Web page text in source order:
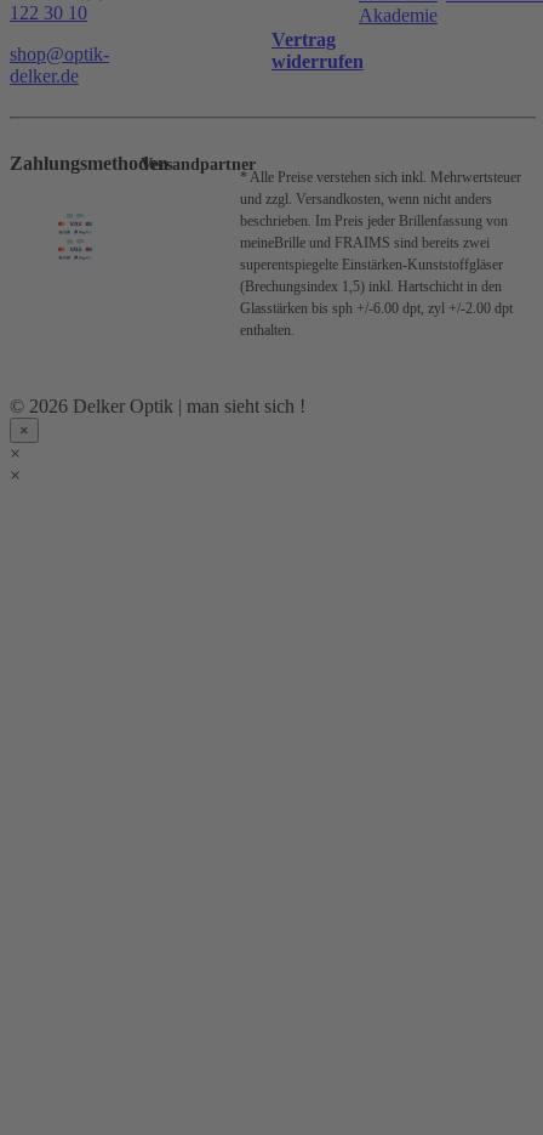
122 30 10
shop@optik-
delker.de
Vertrag
widerrufen
Akademie
ZahlungsmethodenVersandpartner
* Alle Preise verstehen sich inkl. Mehrwertsteuer
und zzgl. Versandkosten, wenn nicht anders
beschrieben. Im Preis jeder Brillenfassung von
meineBrille und FRAIMS sind bereits zwei
superentspiegelte Einstärken-Kunststoffgläser
(Brechungsindex 1,5) inkl. Hartschicht in den
Glasstärken bis sph +/-6.00 dpt, zyl +/-2.00 dpt
enthalten.
© 2026 Delker Optik | man sieht sich !
×
×
×